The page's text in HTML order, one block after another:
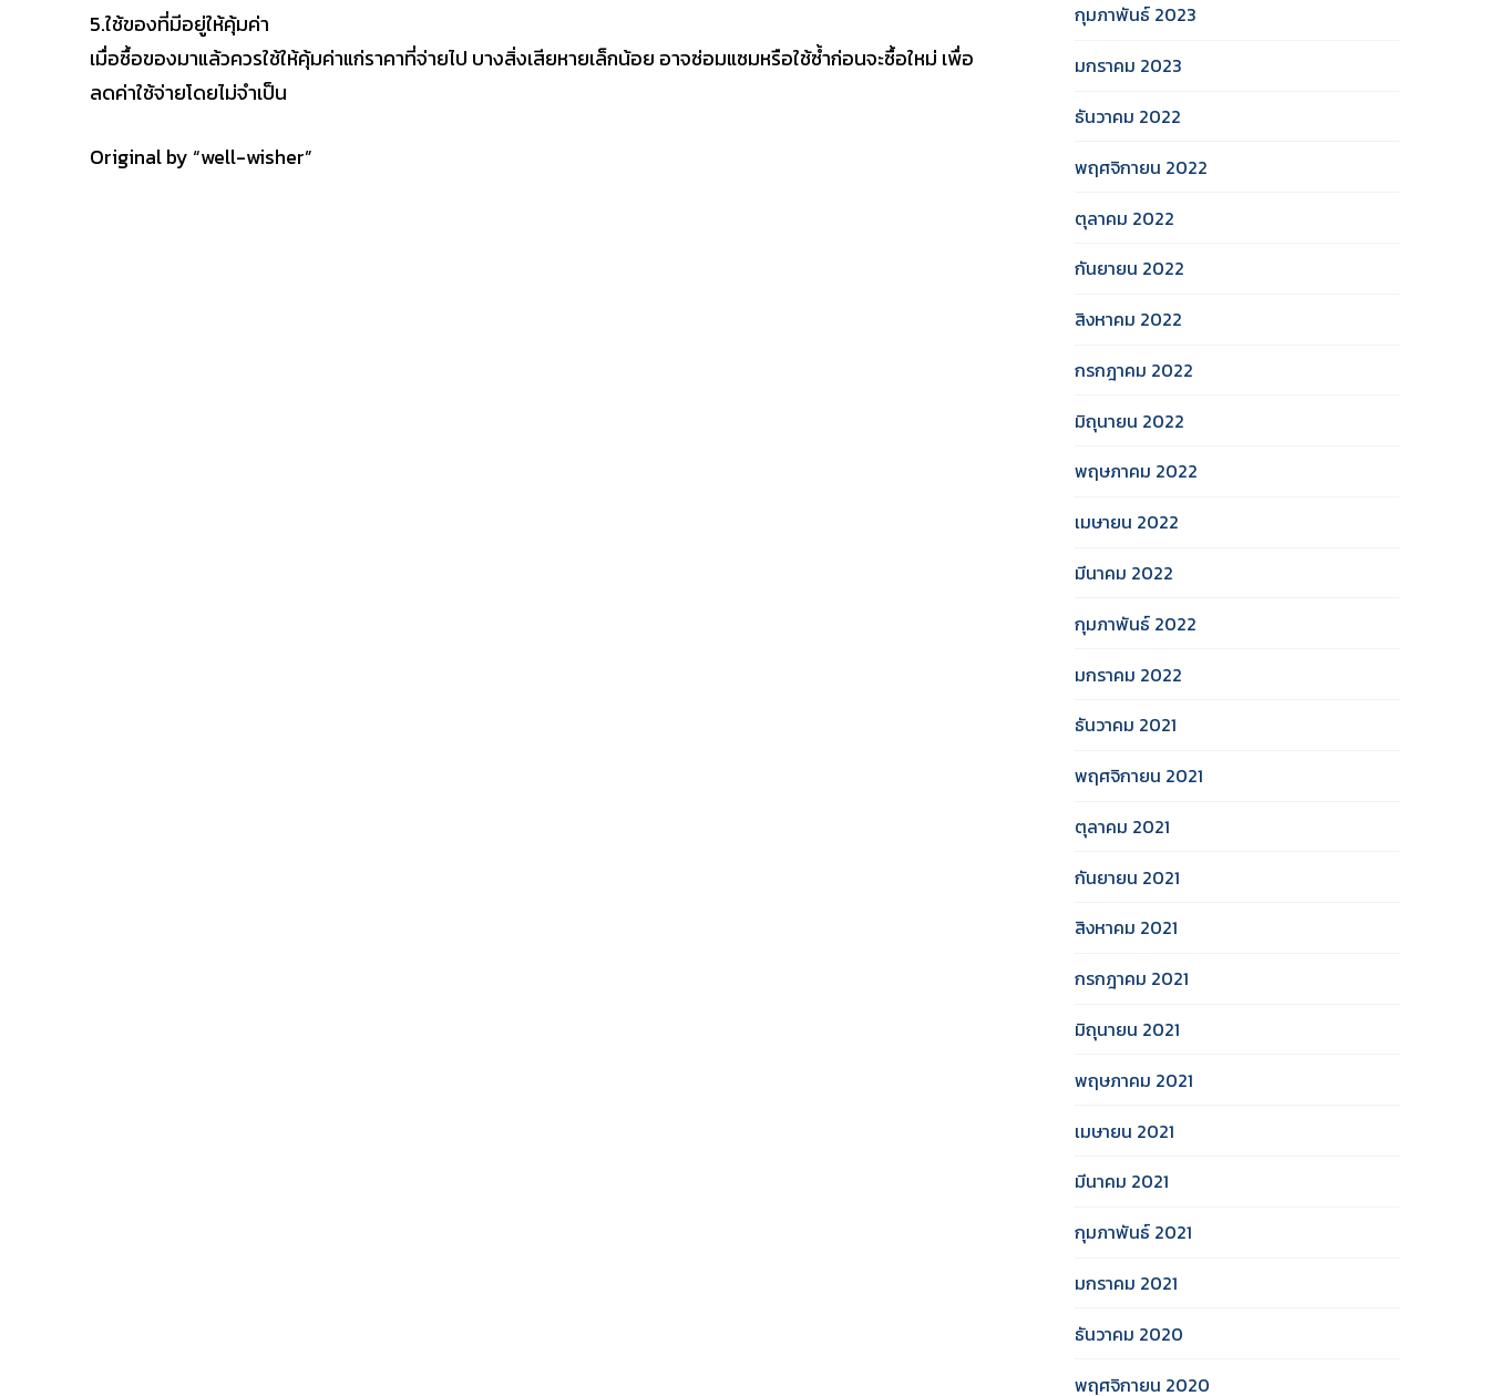
5.ใช้ของที่มีอยู่ให้คุ้มค่า
เมื่อซื้อของมาแล้วควรใช้ให้คุ้มค่าแก่ราคาที่จ่ายไป บางสิ่งเสียหายเล็กน้อย อาจซ่อมแซมหรือใช้ซ้ำก่อนจะซื้อใหม่ เพื่อ
ลดค่าใช้จ่ายโดยไม่จำเป็น
Original by “well-wisher”
กุมภาพันธ์ 2023
มกราคม 2023
ธันวาคม 2022
พฤศจิกายน 2022
ตุลาคม 2022
กันยายน 2022
สิงหาคม 2022
กรกฎาคม 2022
มิถุนายน 2022
พฤษภาคม 2022
เมษายน 2022
มีนาคม 2022
กุมภาพันธ์ 2022
มกราคม 2022
ธันวาคม 2021
พฤศจิกายน 2021
ตุลาคม 2021
กันยายน 2021
สิงหาคม 2021
กรกฎาคม 2021
มิถุนายน 2021
พฤษภาคม 2021
เมษายน 2021
มีนาคม 2021
กุมภาพันธ์ 2021
มกราคม 2021
ธันวาคม 2020
พฤศจิกายน 2020